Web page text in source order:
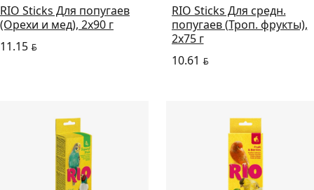
RIO Sticks Для попугаев
(Орехи и мед), 2х90 г
11.15 BYN
RIO Sticks Для средн.
попугаев (Троп. фрукты),
2х75 г
10.61 BYN